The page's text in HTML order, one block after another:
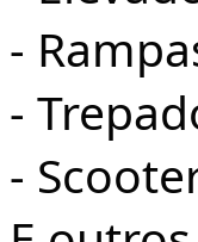
-
-
-